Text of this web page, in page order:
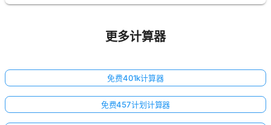
更多计算器
免费401k计算器
免费457计划计算器